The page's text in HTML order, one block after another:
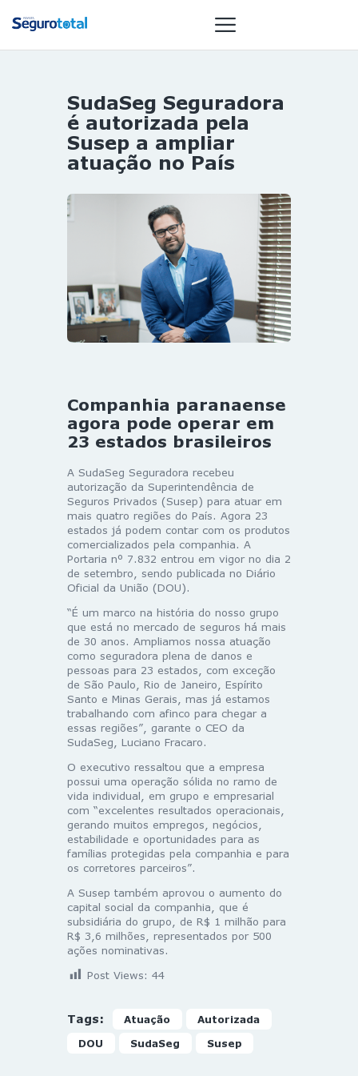
NOTÍCIAS
REVISTA
ESPECIAIS
ST SUMMIT
MULHERES
GESTORAS
HOMEST
HOME
SudaSeg Seguradora
é autorizada pela
Susep a ampliar
atuação no País
Companhia paranaense
agora pode operar em
23 estados brasileiros
A SudaSeg Seguradora recebeu
autorização da Superintendência de
Seguros Privados (Susep) para atuar em
mais quatro regiões do País. Agora 23
estados já podem contar com os produtos
comercializados pela companhia. A
Portaria nº 7.832 entrou em vigor no dia 2
de setembro, sendo publicada no Diário
Oficial da União (DOU).
“É um marco na história do nosso grupo
que está no mercado de seguros há mais
de 30 anos. Ampliamos nossa atuação
como seguradora plena de danos e
pessoas para 23 estados, com exceção
de São Paulo, Rio de Janeiro, Espírito
Santo e Minas Gerais, mas já estamos
trabalhando com afinco para chegar a
essas regiões”, garante o CEO da
SudaSeg, Luciano Fracaro.
O executivo ressaltou que a empresa
possui uma operação sólida no ramo de
vida individual, em grupo e empresarial
com “excelentes resultados operacionais,
gerando muitos empregos, negócios,
estabilidade e oportunidades para as
famílias protegidas pela companhia e para
os corretores parceiros”.
A Susep também aprovou o aumento do
capital social da companhia, que é
subsidiária do grupo, de R$ 1 milhão para
R$ 3,6 milhões, representados por 500
ações nominativas.
Post Views: 44
Tags: Atuação Autorizada
DOU SudaSeg Susep